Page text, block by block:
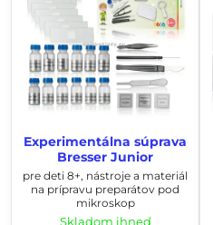
Experimentálna súprava
Bresser Junior
pre deti 8+, nástroje a materiál
na prípravu preparátov pod
mikroskop
Skladom ihneď